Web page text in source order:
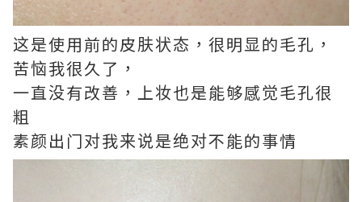
这是使用前的皮肤状态，很明显的毛孔，
苦恼我很久了，
一直没有改善，上妆也是能够感觉毛孔很
粗
素颜出门对我来说是绝对不能的事情